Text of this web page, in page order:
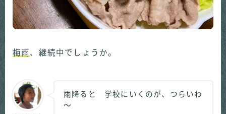
梅雨 、継続中でしょうか。
雨降ると 学校にいくのが、つらいわ
～